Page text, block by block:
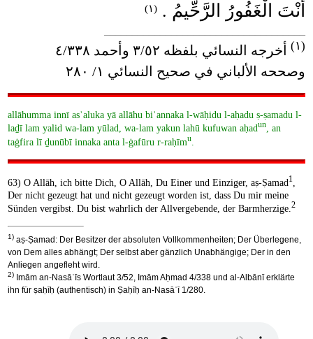
أَنْتَ الْغَفُورُ الرَّحِّيمُ . (١)
(١)
أخرجه النسائي بلفظه ٣/٥٢ وأحمد ٤/٣٣٨
وصححه الألباني في صحيح النسائي ١/ ٢٨٠
allāhumma innī asʾaluka yā allāhu biʾannaka l-wāḥidu l-aḥadu ṣ-ṣamadu l-
laḏī lam yalid wa-lam yūlad, wa-lam yakun lahū kufuwan aḥadun, an
taġfira lī ḏunūbī innaka anta l-ġafūru r-raḥīmu
63) O Allāh, ich bitte Dich, O Allāh, Du Einer und Einziger, aṣ-Ṣamad1
Der nicht gezeugt hat und nicht gezeugt worden ist, dass Du mir meine
Sünden vergibst. Du bist wahrlich der Allvergebende, der Barmherzige.2
1) aṣ-Ṣamad: Der Besitzer der absoluten Vollkommenheiten; Der Überlegene,
von Dem alles abhängt; Der selbst aber gänzlich Unabhängige; Der in den
Anliegen angefleht wird.
2) Imām an-Nasāʾīs Wortlaut 3/52, Imām Aḥmad 4/338 und al-Albānī erklärte
ihn für ṣaḥīḥ (authentisch) in Ṣaḥīḥ an-Nasāʾī 1/280.